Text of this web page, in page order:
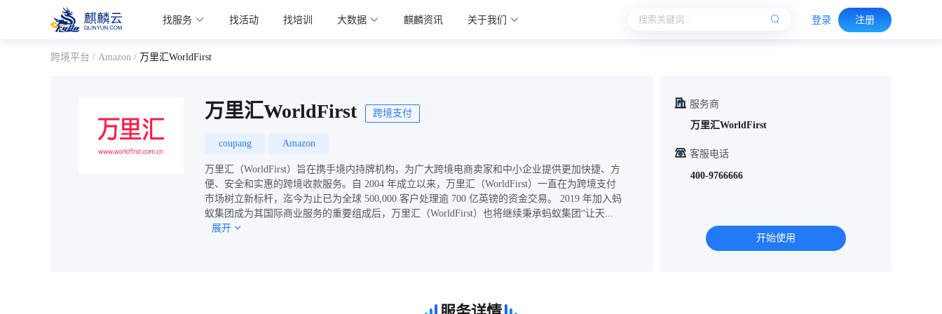
麒麟学院
Kylin Academy 找服务 找活动 找培训 大数据 麒麟资讯 关于我们 登录 注册
跨境平台 / Amazon / 万里汇WorldFirst
万里汇WorldFirst 跨境支付
coupang Amazon
万里汇（WorldFirst）旨在携手境内持牌机构，为广大跨境电商卖家和中小企业提供更加快捷、方
便、安全和实惠的跨境收款服务。自 2004 年成立以来，万里汇（WorldFirst）一直在为跨境支付
市场树立新标杆，迄今为止已为全球 500,000 客户处理逾 700 亿英镑的资金交易。 2019 年加入蚂
蚁集团成为其国际商业服务的重要组成后，万里汇（WorldFirst）也将继续秉承蚂蚁集团“让天...
展开
服务商
万里汇WorldFirst
客服电话
400-9766666
开始使用